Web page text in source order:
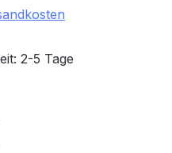
2-5 Tage